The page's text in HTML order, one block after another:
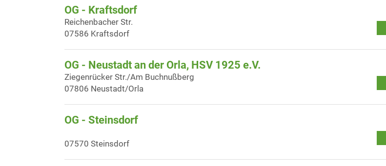
OG - Kraftsdorf
Reichenbacher Str.
07586 Kraftsdorf
OG - Neustadt an der Orla, HSV 1925 e.V.
Ziegenrücker Str./Am Buchnußberg
07806 Neustadt/Orla
OG - Steinsdorf
07570 Steinsdorf